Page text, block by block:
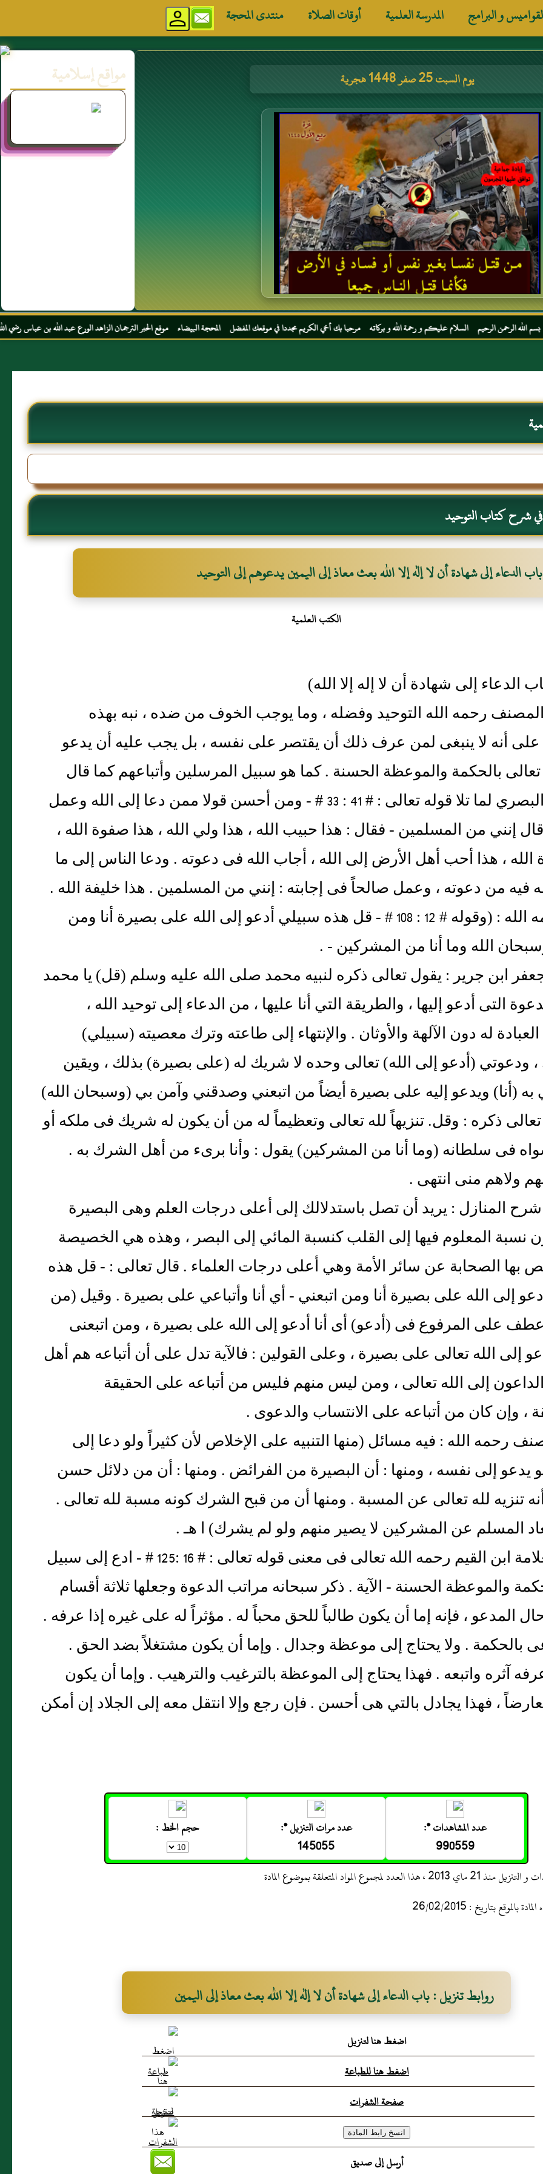
و البرامج المدرسة العلمية أوقات الصلاة منتدى المحجة
يوم السبت 25 صفر 1448 هجرية مواقع إسلامية
السلام عليكم و رحمة الله و بركاته مرحبا بك أخي الكريم مجددا في موقعك المفضل المحجة البيضاء موقع الحبر الترجمان الزاهد الورع عبد الله بن عباس رضي الله عنهما
شرح كتاب التوحيد
باب الدعاء إلى شهادة أن لا إله إلا الله بعث معاذ إلى اليمين يدعوهم إلى التوحيد
الكتب العلمية
الدعاء إلى شهادة أن لا إله إلا الله)
رحمه الله التوحيد وفضله ، وما يوجب الخوف من ضده ، نبه بهذه
على أنه لا ينبغى لمن عرف ذلك أن يقتصر على نفسه ، بل يجب عليه أن يدعو
تعالى بالحكمة والموعظة الحسنة . كما هو سبيل المرسلين وأتباعهم كما قال
الحسن البصري لما تلا قوله تعالى : # 41 : 33 # - ومن أحسن قولا ممن دعا إلى الله وعمل
إنني من المسلمين - فقال : هذا حبيب الله ، هذا ولي الله ، هذا صفوة الله ،
الله ، هذا أحب أهل الأرض إلى الله ، أجاب الله فى دعوته . ودعا الناس إلى ما
فيه من دعوته ، وعمل صالحاً فى إجابته : إنني من المسلمين . هذا خليفة الله .
قال رحمه الله : (وقوله # 12 : 108 # - قل هذه سبيلي أدعو إلى الله على بصيرة أنا ومن
الله وما أنا من المشركين - .
ابن جرير : يقول تعالى ذكره لنبيه محمد صلى الله عليه وسلم (قل) يا محمد
التى أدعو إليها ، والطريقة التي أنا عليها ، من الدعاء إلى توحيد الله ،
له دون الآلهة والأوثان . والإنتهاء إلى طاعته وترك معصيته (سبيلي)
ودعوتي (أدعو إلى الله) تعالى وحده لا شريك له (على بصيرة) بذلك ، ويقين
(أنا) ويدعو إليه على بصيرة أيضاً من اتبعني وصدقني وآمن بي (وسبحان الله)
ذكره : وقل. تنزيهاً لله تعالى وتعظيماً له من أن يكون له شريك فى ملكه أو
فى سلطانه (وما أنا من المشركين) يقول : وأنا برىء من أهل الشرك به .
ولاهم منى انتهى .
المنازل : يريد أن تصل باستدلالك إلى أعلى درجات العلم وهى البصيرة
نسبة المعلوم فيها إلى القلب كنسبة المائي إلى البصر ، وهذه هي الخصيصة
بها الصحابة عن سائر الأمة وهي أعلى درجات العلماء . قال تعالى : - قل هذه
إلى الله على بصيرة أنا ومن اتبعني - أي أنا وأتباعي على بصيرة . وقيل (من
على المرفوع فى (أدعو) أى أنا أدعو إلى الله على بصيرة ، ومن اتبعنى
إلى الله تعالى على بصيرة ، وعلى القولين : فالآية تدل على أن أتباعه هم أهل
الداعون إلى الله تعالى ، ومن ليس منهم فليس من أتباعه على الحقيقة
، وإن كان من أتباعه على الانتساب والدعوى .
رحمه الله : فيه مسائل (منها التنبيه على الإخلاص لأن كثيراً ولو دعا إلى
يدعو إلى نفسه ، ومنها : أن البصيرة من الفرائض . ومنها : أن من دلائل حسن
تنزيه لله تعالى عن المسبة . ومنها أن من قبح الشرك كونه مسبة لله تعالى .
المسلم عن المشركين لا يصير منهم ولو لم يشرك) ا هـ .
وقال العلامة ابن القيم رحمه الله تعالى فى معنى قوله تعالى : # 16 :125 # - ادع إلى سبيل
والموعظة الحسنة - الآية . ذكر سبحانه مراتب الدعوة وجعلها ثلاثة أقسام
المدعو ، فإنه إما أن يكون طالباً للحق محباً له . مؤثراً له على غيره إذا عرفه .
بالحكمة . ولا يحتاج إلى موعظة وجدال . وإما أن يكون مشتغلاً بضد الحق .
آثره واتبعه . فهذا يحتاج إلى الموعظة بالترغيب والترهيب . وإما أن يكون
، فهذا يجادل بالتي هى أحسن . فإن رجع وإلا انتقل معه إلى الجلاد إن أمكن
عدد المشاهدات *:
990559
عدد مرات التنزيل *:
145055
حجم الخط :
العدد لمجموع المواد المتعلقة بموضوع المادة
بتاريخ : 26/02/2015
روابط تنزيل : باب الدعاء إلى شهادة أن لا إله إلا الله بعث معاذ إلى اليمين
يدعوهم إلى التوحيد
اضغط هنا لتنزيل
اضغط هنا للطباعة
صفحة الشفرات
أرسل إلى صديق